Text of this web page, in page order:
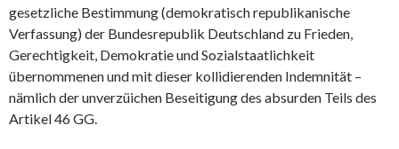
gesetzliche Bestimmung (demokratisch republikanische
Verfassung) der Bundesrepublik Deutschland zu Frieden,
Gerechtigkeit, Demokratie und Sozialstaatlichkeit
übernommenen und mit dieser kollidierenden Indemnität –
nämlich der unverzüichen Beseitigung des absurden Teils des
Artikel 46 GG.